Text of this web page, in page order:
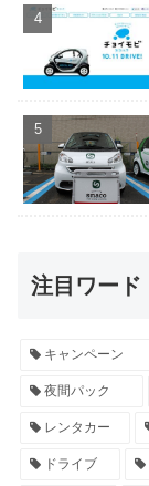
注目ワード
キャンペーン
夜間パック
レンタカー
ドライブ